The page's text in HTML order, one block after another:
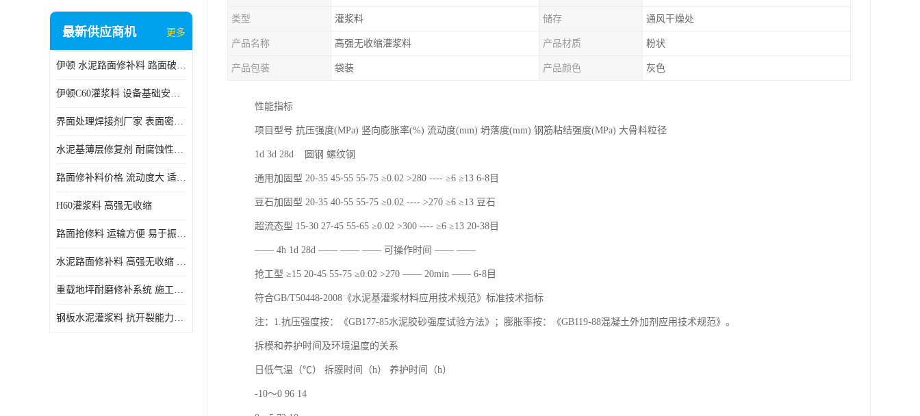
最新供应商机 更多
伊顿 水泥路面修补料 路面破损起皮快速修补 2小时通车
伊顿C60灌浆料 设备基础安装 梁柱改造加固二次灌浆料
界面处理焊接剂厂家 表面密实 良好的流动性
水泥基薄层修复剂 耐腐蚀性好 适用范围广
路面修补料价格 流动度大 适用范围广
H60灌浆料 高强无收缩
路面抢修料 运输方便 易于振捣密实
水泥路面修补料 高强无收缩 施工和易性好 强度高 韧性好
重载地坪耐磨修补系统 施工期短 易于振捣密实
钢板水泥灌浆料 抗开裂能力强 施工和易性好
类型 灌浆料 储存 通风干燥处
产品名称 高强无收缩灌浆料 产品材质 粉状
产品包装 袋装 产品颜色 灰色
性能指标
项目型号 抗压强度(MPa) 竖向膨胀率(%) 流动度(mm) 坍落度(mm) 钢筋粘结强度(MPa) 大骨料粒径
1d 3d 28d 圆钢 螺纹钢
通用加固型 20-35 45-55 55-75 ≥0.02 >280 ---- ≥6 ≥13 6-8目
豆石加固型 20-35 40-55 55-75 ≥0.02 ---- >270 ≥6 ≥13 豆石
超流态型 15-30 27-45 55-65 ≥0.02 >300 ---- ≥6 ≥13 20-38目
—— 4h 1d 28d —— —— —— 可操作时间 —— ——
抢工型 ≥15 20-45 55-75 ≥0.02 >270 —— 20min —— 6-8目
符合GB/T50448-2008《水泥基灌浆材料应用技术规范》标准技术指标
注：1.抗压强度按：《GB177-85水泥胶砂强度试验方法》；膨胀率按：《GB119-88混凝土外加剂应用技术规范》。
拆模和养护时间及环境温度的关系
日低气温（℃） 拆膜时间（h） 养护时间（h）
-10～0 96 14